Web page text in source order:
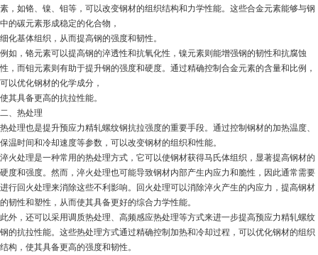
素，如铬、镍、钼等，可以改变钢材的组织结构和力学性能。这些合金元素能够与钢
中的碳元素形成稳定的化合物，
细化基体组织，从而提高钢的强度和韧性。
例如，铬元素可以提高钢的淬透性和抗氧化性，镍元素则能增强钢的韧性和抗腐蚀
性，而钼元素则有助于提升钢的强度和硬度。通过精确控制合金元素的含量和比例，
可以优化钢材的化学成分，
使其具备更高的抗拉性能。
二、热处理
热处理也是提升预应力精轧螺纹钢抗拉强度的重要手段。通过控制钢材的加热温度、
保温时间和冷却速度等参数，可以改变钢材的组织和性能。
淬火处理是一种常用的热处理方式，它可以使钢材获得马氏体组织，显著提高钢材的
硬度和强度。然而，淬火处理也可能导致钢材内部产生内应力和脆性，因此通常需要
进行回火处理来消除这些不利影响。回火处理可以消除淬火产生的内应力，提高钢材
的韧性和塑性，从而使其具备更好的综合力学性能。
此外，还可以采用调质热处理、高频感应热处理等方式来进一步提高预应力精轧螺纹
钢的抗拉性能。这些热处理方式通过精确控制加热和冷却过程，可以优化钢材的组织
结构，使其具备更高的强度和韧性。